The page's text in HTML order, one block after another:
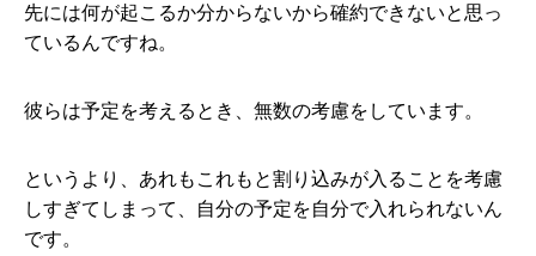
先には何が起こるか分からないから確約できないと思っ
ているんですね。
彼らは予定を考えるとき、無数の考慮をしています。
というより、あれもこれもと割り込みが入ることを考慮
しすぎてしまって、自分の予定を自分で入れられないん
です。